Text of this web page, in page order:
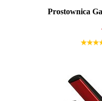
Prostownica